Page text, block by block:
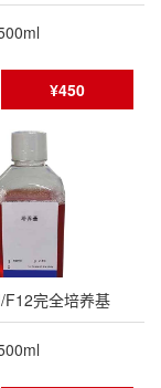
¥450
F12完全培养基